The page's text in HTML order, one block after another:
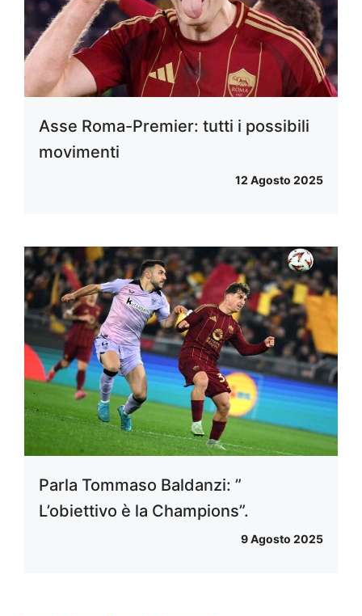
Asse Roma-Premier: tutti i possibili
movimenti
12 Agosto 2025
Parla Tommaso Baldanzi: ”
L’obiettivo è la Champions”.
9 Agosto 2025